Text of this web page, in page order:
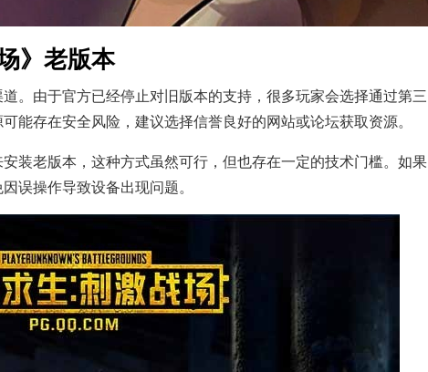
》老版本
。由于官方已经停止对旧版本的支持，很多玩家会选择通过第三
能存在安全风险，建议选择信誉良好的网站或论坛获取资源。
装老版本，这种方式虽然可行，但也存在一定的技术门槛。如果
误操作导致设备出现问题。